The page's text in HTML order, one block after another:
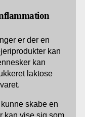
er der en
kan
kan
laktose
skabe en
kan vise sig som